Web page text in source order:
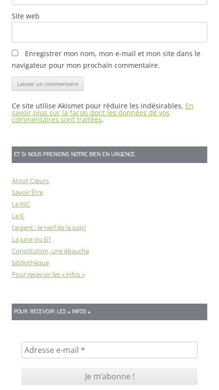
Site web
Enregistrer mon nom, mon e-mail et mon site dans le
navigateur pour mon prochain commentaire.
Ce site utilise Akismet pour réduire les indésirables. En
savoir plus sur la façon dont les données de vos
commentaires sont traitées.
ET SI NOUS PRENIONS NOTRE BIEN EN URGENCE
Atout Cœurs
Savoir Être
Le RIC
Le K
l’argent : le nerf de la paix!
La June ou G1
Constitution, une ébauche
bibliothéque
Pour recevoir les « infos »
POUR RECEVOIR LES « INFOS »